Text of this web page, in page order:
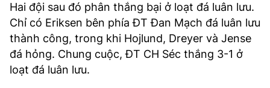
Hai đội sau đó phân thắng bại ở loạt đá luân lưu.
Chỉ có Eriksen bên phía ĐT Đan Mạch đá luân lưu
thành công, trong khi Hojlund, Dreyer và Jense
đá hỏng. Chung cuộc, ĐT CH Séc thắng 3-1 ở
loạt đá luân lưu.